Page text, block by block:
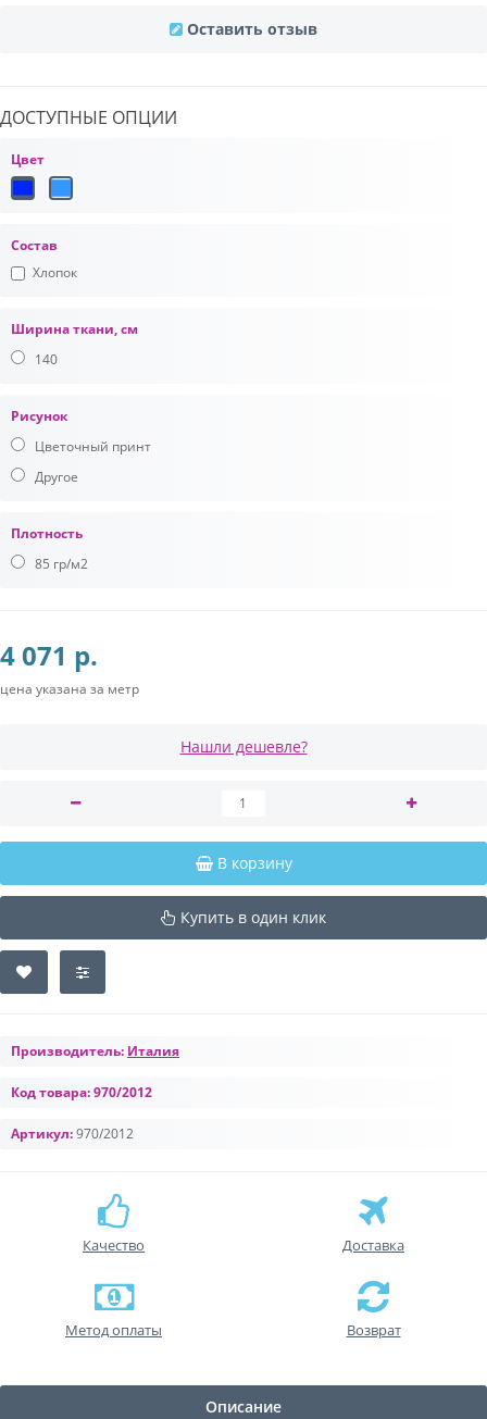
Оставить отзыв
ДОСТУПНЫЕ ОПЦИИ
Цвет
Состав
Хлопок
Ширина ткани, см
140
Рисунок
Цветочный принт
Другое
Плотность
85 гр/м2
4 071 р.
цена указана за метр
Нашли дешевле?
В корзину
Купить в один клик
Производитель: Италия
Код товара:970/2012
Артикул:970/2012
Качество Доставка
Метод оплаты Возврат
Описание